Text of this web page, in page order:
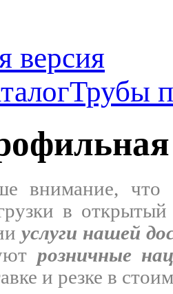
версия
Трубы
внимание,
в
услуги нашей
розничные
и резке в